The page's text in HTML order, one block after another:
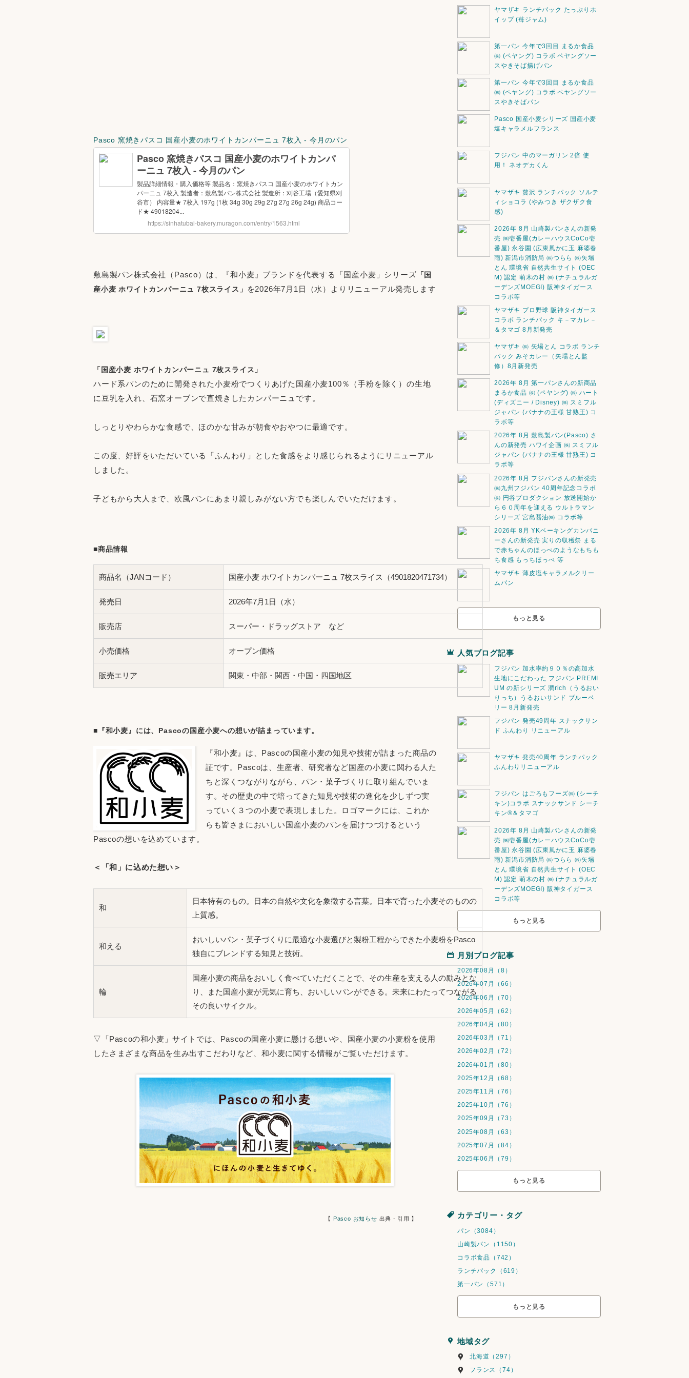
Pasco 窯焼きパスコ 国産小麦のホワイトカンパーニュ 7枚入 - 今月のパン
敷島製パン株式会社（Pasco）は、『和小麦』ブランドを代表する「国産小麦」シリーズ 「国
産小麦 ホワイトカンパーニュ 7枚スライス」
を2026年7月1日（水）よりリニューアル発売します
「国産小麦 ホワイトカンパーニュ 7枚スライス」
ハード系パンのために開発された小麦粉でつくりあげた国産小麦100％（手粉を除く）の生地
に豆乳を入れ、石窯オーブンで直焼きしたカンパーニュです。
しっとりやわらかな食感で、ほのかな甘みが朝食やおやつに最適です。
この度、好評をいただいている「ふんわり」とした食感をより感じられるようにリニューアル
しました。
子どもから大人まで、欧風パンにあまり親しみがない方でも楽しんでいただけます。
■商品情報
商品名（JANコード） 国産小麦 ホワイトカンパーニュ 7枚スライス（4901820471734）
発売日 2026年7月1日（水）
販売店 スーパー・ドラッグストア　など
小売価格 オープン価格
販売エリア 関東・中部・関西・中国・四国地区
■『和小麦』には、Pascoの国産小麦への想いが詰まっています。
『和小麦』は、Pascoの国産小麦の知見や技術が詰まった商品の
証です。Pascoは、生産者、研究者など国産の小麦に関わる人た
ちと深くつながりながら、パン・菓子づくりに取り組んでいま
す。その歴史の中で培ってきた知見や技術の進化を少しずつ実
っていく３つの小麦で表現しました。ロゴマークには、これか
らも皆さまにおいしい国産小麦のパンを届けつづけるという
Pascoの想いを込めています。
＜「和」に込めた想い＞
和
日本特有のもの。日本の自然や文化を象徴する言葉。日本で育った小麦そのものの
上質感。
和える
おいしいパン・菓子づくりに最適な小麦選びと製粉工程からできた小麦粉をPasco
独自にブレンドする知見と技術。
輪
国産小麦の商品をおいしく食べていただくことで、その生産を支える人の励みとな
り、また国産小麦が元気に育ち、おいしいパンができる。未来にわたってつながる
その良いサイクル。
▽「Pascoの和小麦」サイトでは、Pascoの国産小麦に懸ける想いや、国産小麦の小麦粉を使用
したさまざまな商品を生み出すこだわりなど、和小麦に関する情報がご覧いただけます。
【 Pasco お知らせ 出典・引用 】
ヤマザキ ランチパック たっぷりホ
イップ (苺ジャム)
第一パン 今年で3回目 まるか食品
㈱ (ペヤング) コラボ ペヤングソー
スやきそば揚げパン
第一パン 今年で3回目 まるか食品
㈱ (ペヤング) コラボ ペヤングソー
スやきそばパン
Pasco 国産小麦シリーズ 国産小麦
塩キャラメルフランス
フジパン 中のマーガリン 2倍 使
用！ ネオデカくん
ヤマザキ 贅沢 ランチパック ソルテ
ィショコラ (やみつき ザクザク食
感)
2026年 8月 山崎製パンさんの新発
売 ㈱壱番屋(カレーハウスCoCo壱
番屋) 永谷園 (広東風かに玉 麻婆春
雨) 新潟市消防局 ㈱つらら ㈱矢場
とん 環境省 自然共生サイト (OEC
M) 認定 萌木の村 ㈱ (ナチュラルガ
ーデンズMOEGI) 阪神タイガース
コラボ等
ヤマザキ プロ野球 阪神タイガース
コラボ ランチパック キ－マカレ－
＆タマゴ 8月新発売
ヤマザキ ㈱ 矢場とん コラボ ランチ
パック みそカレー（矢場とん監
修）8月新発売
2026年 8月 第一パンさんの新商品
まるか食品 ㈱ (ペヤング) ㈱ ハート
(ディズニー / Disney) ㈱ スミフル
ジャパン (バナナの王様 甘熟王) コ
ラボ等
2026年 8月 敷島製パン(Pasco) さ
んの新発売 ハワイ企画 ㈱ スミフル
ジャパン (バナナの王様 甘熟王) コ
ラボ等
2026年 8月 フジパンさんの新発売
㈱九州フジパン 40周年記念コラボ
㈱ 円谷プロダクション 放送開始か
ら６０周年を迎える ウルトラマン
シリーズ 宮島醤油㈱ コラボ等
2026年 8月 YKベーキングカンパニ
ーさんの新発売 実りの収穫祭 まる
で赤ちゃんのほっぺのようなもちも
ち食感 もっちほっぺ 等
ヤマザキ 薄皮塩キャラメルクリー
ムパン
もっと見る
人気ブログ記事
フジパン 加水率約９０％の高加水
生地にこだわった フジパン PREMI
UM の新シリーズ 潤rich（うるおい
りっち）うるおいサンド ブルーベ
リー 8月新発売
フジパン 発売49周年 スナックサン
ド ふんわり リニューアル
ヤマザキ 発売40周年 ランチパック
ふんわりリニューアル
フジパン はごろもフーズ㈱ (シーチ
キン)コラボ スナックサンド シーチ
キン®️＆タマゴ
2026年 8月 山崎製パンさんの新発
売 ㈱壱番屋(カレーハウスCoCo壱
番屋) 永谷園 (広東風かに玉 麻婆春
雨) 新潟市消防局 ㈱つらら ㈱矢場
とん 環境省 自然共生サイト (OEC
M) 認定 萌木の村 ㈱ (ナチュラルガ
ーデンズMOEGI) 阪神タイガース
コラボ等
もっと見る
月別ブログ記事
2026年08月（8）
2026年07月（66）
2026年06月（70）
2026年05月（62）
2026年04月（80）
2026年03月（71）
2026年02月（72）
2026年01月（80）
2025年12月（68）
2025年11月（76）
2025年10月（76）
2025年09月（73）
2025年08月（63）
2025年07月（84）
2025年06月（79）
もっと見る
カテゴリー・タグ
パン（3084）
山崎製パン（1150）
コラボ食品（742）
ランチパック（619）
第一パン（571）
もっと見る
地域タグ
北海道（297）
フランス（74）